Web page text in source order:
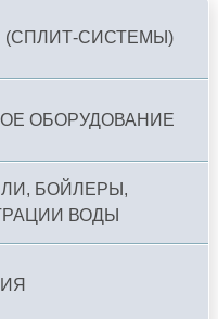
СИСТЕМЫ)
ОБОРУДОВАНИЕ
БОЙЛЕРЫ,
ВОДЫ